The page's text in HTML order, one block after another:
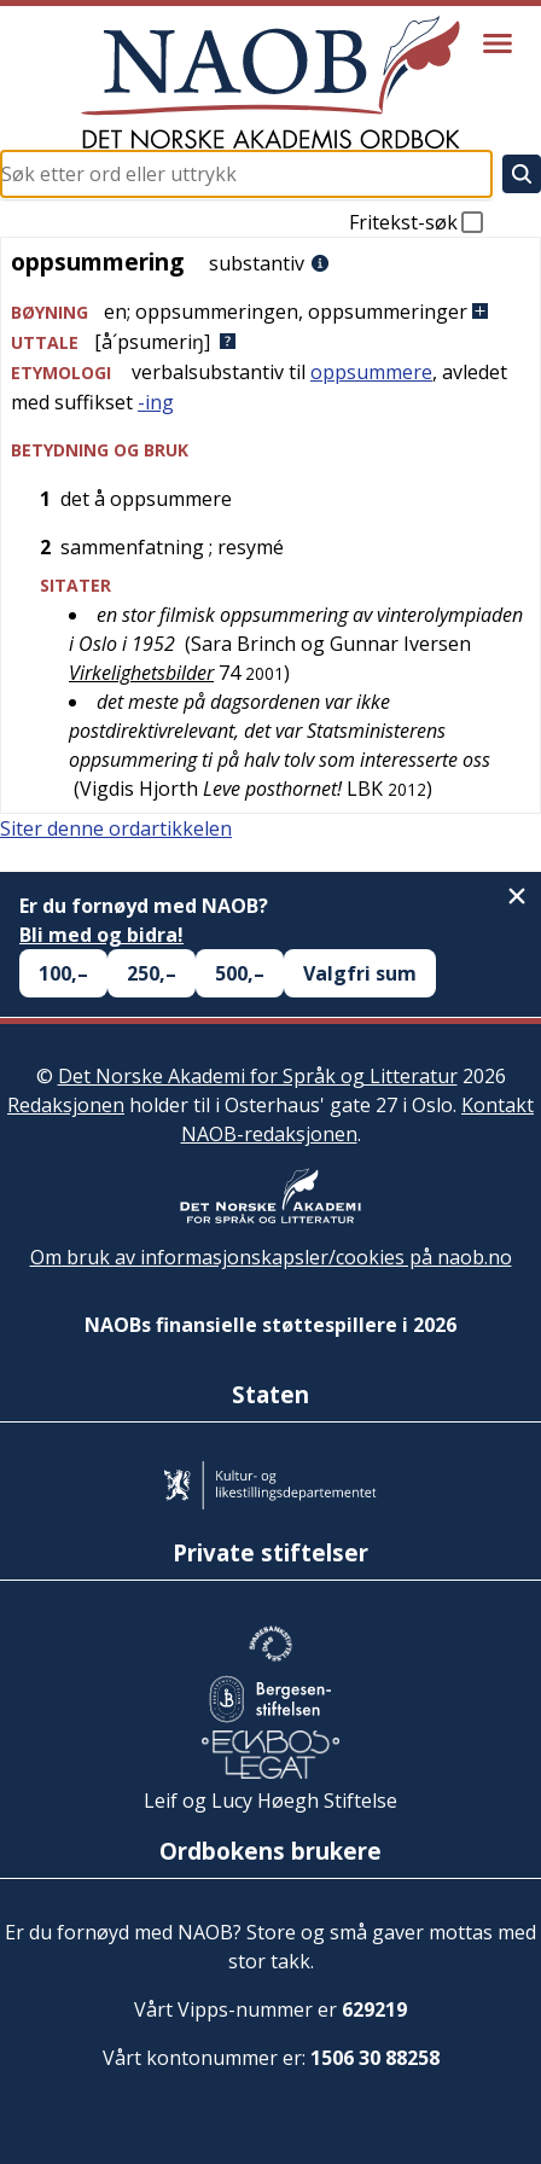
Fritekst-søk
oppsummering
oppsummering substantiv
BØYNING en; oppsummeringen, oppsummeringer
UTTALE [å´psumeriŋ]
ETYMOLOGI verbalsubstantiv til oppsummere, avledet
med suffikset -ing
BETYDNING OG BRUK
1 det å oppsummere
2 sammenfatning; resymé
SITATER
en stor filmisk oppsummering av vinterolympiaden
i Oslo i 1952 (Sara Brinch og Gunnar Iversen
Virkelighetsbilder 74 2001)
det meste på dagsordenen var ikke
postdirektivrelevant, det var Statsministerens
oppsummering ti på halv tolv som interesserte oss
(Vigdis Hjorth Leve posthornet! LBK 2012)
Siter denne ordartikkelen
Er du fornøyd med NAOB?
Bli med og bidra!
100,–
250,– 500,– Valgfri sum
© Det Norske Akademi for Språk og Litteratur2026
Redaksjonen holder til i Osterhaus' gate 27 i Oslo. Kontakt
NAOB-redaksjonen.
Om bruk av informasjonskapsler/cookies på naob.no
NAOBs finansielle støttespillere i 2026
Staten
Private stiftelser
Leif og Lucy Høegh Stiftelse
Ordbokens brukere
Er du fornøyd med NAOB? Store og små gaver mottas med
stor takk.
Vårt Vipps-nummer er 629219
Vårt kontonummer er: 1506 30 88258